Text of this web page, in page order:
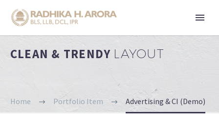
CLEAN & TRENDY LAYOUT
Home Portfolio Item Advertising & CI (Demo)